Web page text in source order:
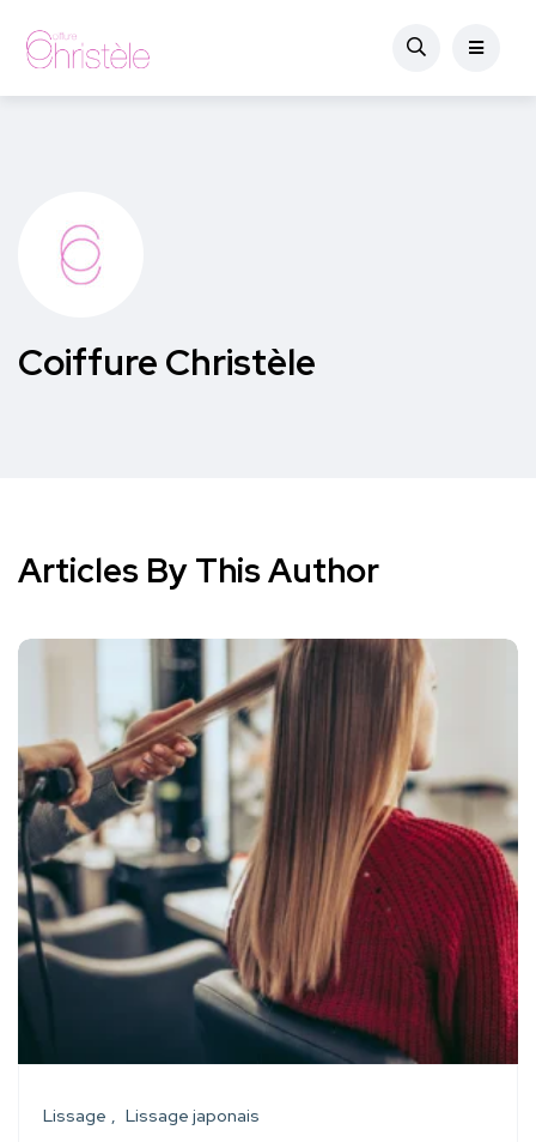
Coiffure Christèle
Articles By This Author
Lissage Lissage japonais